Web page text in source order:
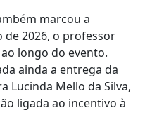
marcou a
2026, o professor
longo do evento.
ainda a entrega da
Lucinda Mello da Silva,
ligada ao incentivo à